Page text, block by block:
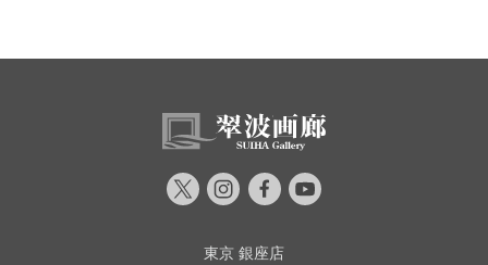
東京 銀座店